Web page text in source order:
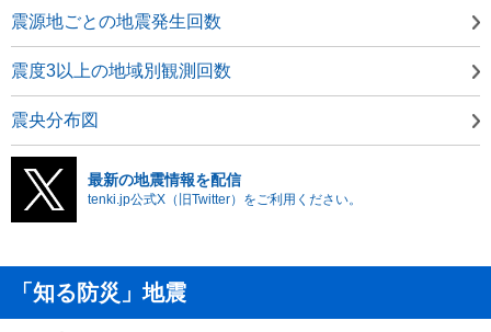
震源地ごとの地震発生回数
震度3以上の地域別観測回数
震央分布図
最新の地震情報を配信
tenki.jp公式X（旧Twitter）をご利用ください。
「知る防災」地震